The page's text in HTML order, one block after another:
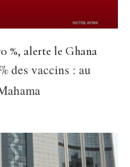
%, alerte le Ghana
des vaccins : au